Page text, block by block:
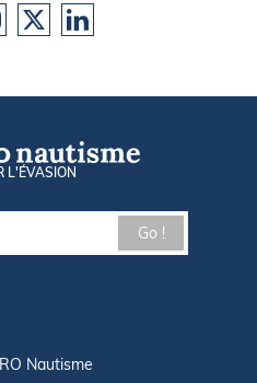
L'ÉVASION
Go !
Nautisme